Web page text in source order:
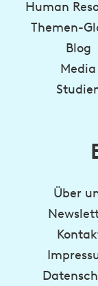
Human
Themen-
Blog
Media
Über